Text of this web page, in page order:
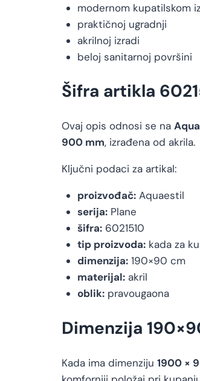
modernom kupatilskom
praktičnoj ugradnji
akrilnoj izradi
beloj sanitarnoj površini
Šifra artikla
Ovaj opis odnosi se na
900 mm, izrađena od akrila.
Ključni podaci za artikal:
proizvođač:Aquaestil
serija:Plane
šifra:6021510
tip proizvoda:kada za
dimenzija:190×90 cm
materijal:akril
oblik:pravougaona
Dimenzija
Kada ima dimenziju 1900 ×